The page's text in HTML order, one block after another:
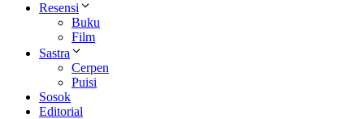
Resensi
Buku
Film
Sastra
Cerpen
Puisi
Sosok
Editorial